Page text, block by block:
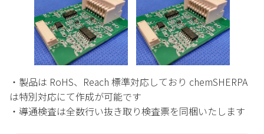
・製品は RoHS、Reach 標準対応しており chemSHERPA
は特別対応にて作成が可能です
・導通検査は全数行い抜き取り検査票を同梱いたします